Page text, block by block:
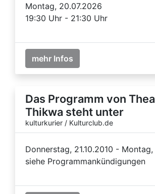
Montag, 20.07.2026
19:30 Uhr - 21:30 Uhr
mehr Infos
Das Programm von
Thikwa steht unter
kulturkurier / Kulturclub.de
Donnerstag, 21.10.2010 - Montag,
siehe Programmankündigungen